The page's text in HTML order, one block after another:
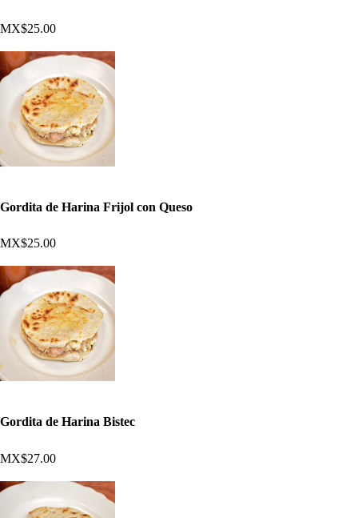
MX$25.00
Gordita de Harina Frijol con Queso
MX$25.00
Gordita de Harina Bistec
MX$27.00